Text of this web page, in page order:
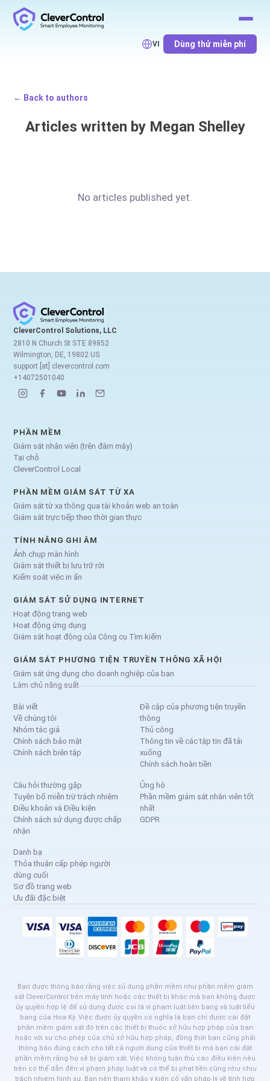
VI Dùng thử miễn phí
← Back to authors
Articles written by Megan Shelley
No articles published yet.
CleverControl Solutions, LLC
2810 N Church St STE 89852
Wilmington, DE, 19802 US
support [at] clevercontrol.com
+14072501040
PHẦN MỀM
Giám sát nhân viên (trên đám mây)
Tại chỗ
CleverControl Local
PHẦN MỀM GIÁM SÁT TỪ XA
Giám sát từ xa thông qua tài khoản web an toàn
Giám sát trực tiếp theo thời gian thực
TÍNH NĂNG GHI ÂM
Ảnh chụp màn hình
Giám sát thiết bị lưu trữ rời
Kiểm soát việc in ấn
GIÁM SÁT SỬ DỤNG INTERNET
Hoạt động trang web
Hoạt động ứng dụng
Giám sát hoạt động của Công cụ Tìm kiếm
GIÁM SÁT PHƯƠNG TIỆN TRUYỀN THÔNG XÃ HỘI
Giám sát ứng dụng cho doanh nghiệp của bạn
Làm chủ năng suất
Bài viết
Về chúng tôi
Nhóm tác giả
Chính sách bảo mật
Chính sách biên tập
Đề cập của phương tiện truyền
thông
Thủ công
Thông tin về các tập tin đã tải
xuống
Chính sách hoàn tiền
Câu hỏi thường gặp
Tuyên bố miễn trừ trách nhiệm
Điều khoản và Điều kiện
Chính sách sử dụng được chấp
nhận
Ủng hộ
Phần mềm giám sát nhân viên tốt
nhất
GDPR
Danh bạ
Thỏa thuận cấp phép người
dùng cuối
Sơ đồ trang web
Ưu đãi đặc biệt
Bạn được thông báo rằng việc sử dụng phần mềm như phần mềm giám
sát CleverControl trên máy tính hoặc các thiết bị khác mà bạn không được
ủy quyền hợp lệ để sử dụng được coi là vi phạm luật liên bang và luật tiểu
bang của Hoa Kỳ. Việc được ủy quyền có nghĩa là bạn chỉ được cài đặt
phần mềm giám sát đó trên các thiết bị thuộc sở hữu hợp pháp của bạn
hoặc với sự cho phép của chủ sở hữu hợp pháp, đồng thời bạn cũng phải
thông báo đúng cách cho tất cả người dùng của thiết bị mà bạn cài đặt
phần mềm rằng họ sẽ bị giám sát. Việc không tuân thủ các điều kiện nêu
trên có thể dẫn đến vi phạm pháp luật và có thể bị phạt tiền cũng như chịu
trách nhiệm hình sự. Bạn nên tham khảo ý kiến cố vấn pháp lý về tính hợp